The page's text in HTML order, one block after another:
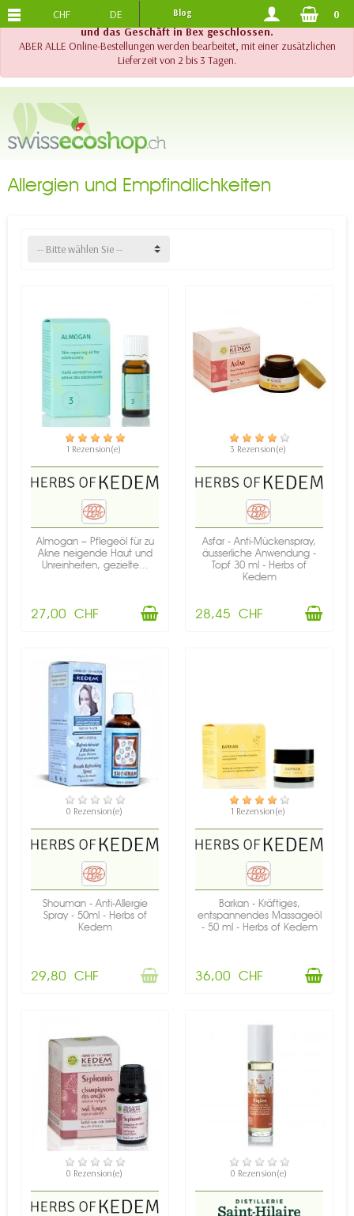
!! Wichtig !! Bis am 20. August 2026 sind der Telefonsupport
und das Geschäft in Bex geschlossen.
ABER ALLE Online-Bestellungen werden bearbeitet, mit einer zusätzlichen
Lieferzeit von 2 bis 3 Tagen.
KOSTENLOSER VERSAND AB 120.-
CHF DE Blog 0
Allergien und Empfindlichkeiten
-- Bitte wählen Sie --
VERFÜGBAR
1 Rezension(e)
Almogan – Pflegeöl für zu
Akne neigende Haut und
Unreinheiten, gezielte...
27,00 CHF
VERFÜGBAR
3 Rezension(e)
Asfar - Anti-Mückenspray,
äusserliche Anwendung -
Topf 30 ml - Herbs of
Kedem
28,45 CHF
NICHT AUF LAGER
0 Rezension(e)
Shouman - Anti-Allergie
Spray - 50ml - Herbs of
Kedem
29,80 CHF
VERFÜGBAR
1 Rezension(e)
Barkan - Kräftiges,
entspannendes Massageöl
- 50 ml - Herbs of Kedem
36,00 CHF
NICHT AUF LAGER
0 Rezension(e)
VERFÜGBAR
0 Rezension(e)